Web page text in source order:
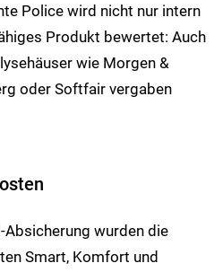
Police wird nicht nur intern
Produkt bewertet: Auch
wie Morgen &
oder Softfair vergaben
Absicherung wurden die
Smart, Komfort und